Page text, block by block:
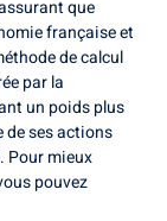
que
française et
de calcul
par la
un poids plus
de ses actions
Pour mieux
pouvez